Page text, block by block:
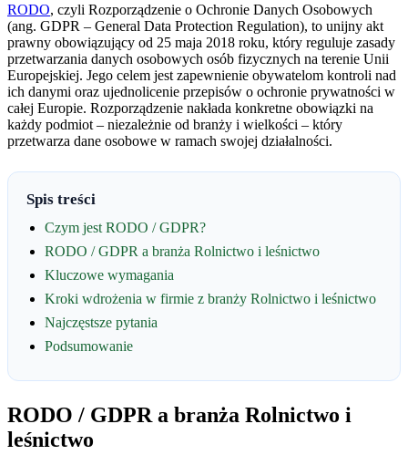
RODO, czyli Rozporządzenie o Ochronie Danych Osobowych
(ang. GDPR – General Data Protection Regulation), to unijny akt
prawny obowiązujący od 25 maja 2018 roku, który reguluje zasady
przetwarzania danych osobowych osób fizycznych na terenie Unii
Europejskiej. Jego celem jest zapewnienie obywatelom kontroli nad
ich danymi oraz ujednolicenie przepisów o ochronie prywatności w
całej Europie. Rozporządzenie nakłada konkretne obowiązki na
każdy podmiot – niezależnie od branży i wielkości – który
przetwarza dane osobowe w ramach swojej działalności.
Spis treści
Czym jest RODO / GDPR?
RODO / GDPR a branża Rolnictwo i leśnictwo
Kluczowe wymagania
Kroki wdrożenia w firmie z branży Rolnictwo i leśnictwo
Najczęstsze pytania
Podsumowanie
RODO / GDPR a branża Rolnictwo i
leśnictwo